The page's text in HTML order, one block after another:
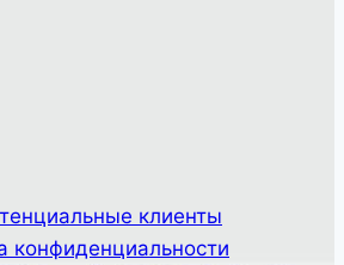
клиенты
конфиденциальности